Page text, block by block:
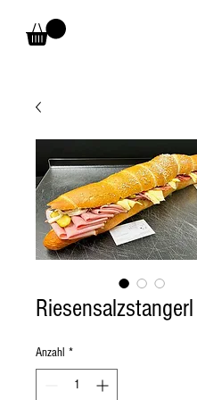
Riesensalzstangerl
Anzahl *